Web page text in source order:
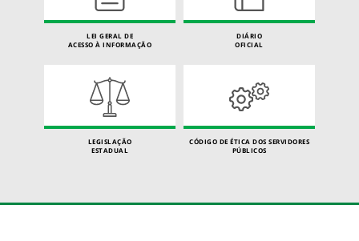
LEI GERAL DE
ACESSO À INFORMAÇÃO
DIÁRIO
OFICIAL
LEGISLAÇÃO
ESTADUAL
CÓDIGO DE ÉTICA DOS SERVIDORES
PÚBLICOS